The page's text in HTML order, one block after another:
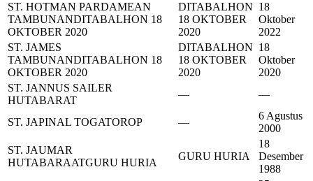
ST. HOTMAN PARDAMEAN
TAMBUNANDITABALHON 18
OKTOBER 2020
DITABALHON
18 OKTOBER
2020
18
Oktober
2022
ST. JAMES
TAMBUNANDITABALHON 18
OKTOBER 2020
DITABALHON
18 OKTOBER
2020
18
Oktober
2020
ST. JANNUS SAILER
HUTABARAT
— —
ST. JAPINAL TOGATOROP —
6 Agustus
2000
ST. JAUMAR
HUTABARAATGURU HURIA
GURU HURIA
18
Desember
1988